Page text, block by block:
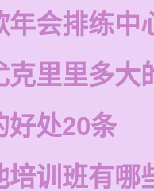
年会排练中
克里里多大
好处20条
培训班有哪